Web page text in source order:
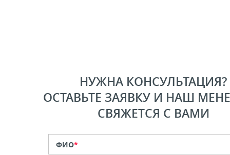
НУЖНА КОНСУЛЬТАЦИЯ?
ОСТАВЬТЕ ЗАЯВКУ И НАШ
СВЯЖЕТСЯ С ВАМИ
ФИО*